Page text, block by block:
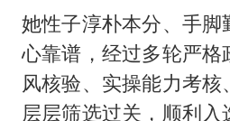
她性子淳朴本分、手脚
心靠谱，经过多轮严格
风核验、实操能力考核
层层筛选过关，顺利